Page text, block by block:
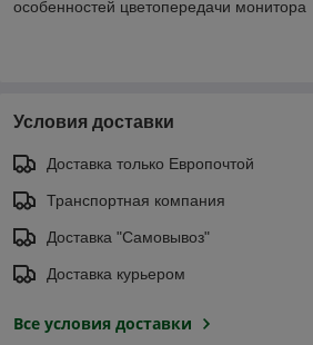
особенностей цветопередачи монитора
Условия доставки
Доставка только Европочтой
Транспортная компания
Доставка "Самовывоз"
Доставка курьером
Все условия доставки